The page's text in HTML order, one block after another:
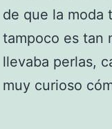
de que la moda
tampoco es tan
llevaba perlas,
muy curioso